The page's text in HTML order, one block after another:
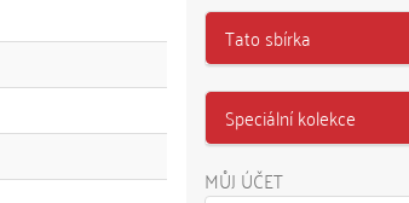
Tato sbírka
Speciální kolekce
MŮJ ÚČET